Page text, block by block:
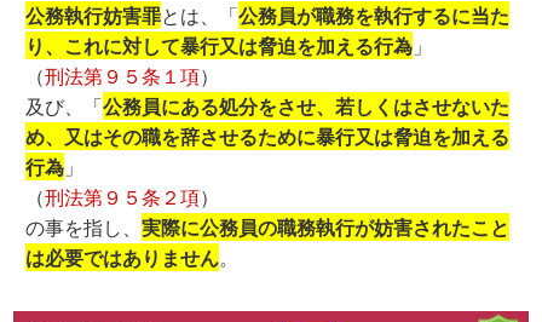
公務執行妨害罪とは、「公務員が職務を執行するに当た
り、これに対して暴行又は脅迫を加える行為 」
（刑法第９５条１項）
及び、「公務員にある処分をさせ、若しくはさせないた
め、又はその職を辞させるために暴行又は脅迫を加える
行為 」
（刑法第９５条２項）
の事を指し、実際に公務員の職務執行が妨害されたこと
は必要ではありません。